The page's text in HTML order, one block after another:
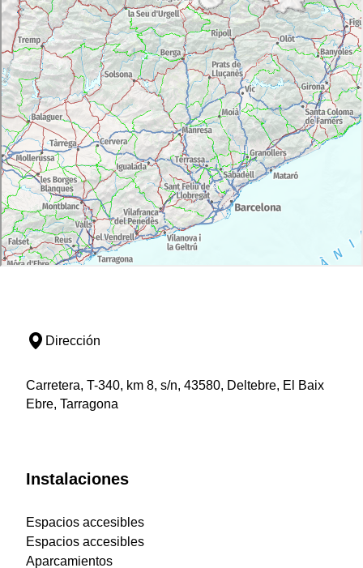
Dirección
Carretera, T-340, km 8, s/n, 43580, Deltebre, El Baix
Ebre, Tarragona
Instalaciones
Espacios accesibles
Espacios accesibles
Aparcamientos